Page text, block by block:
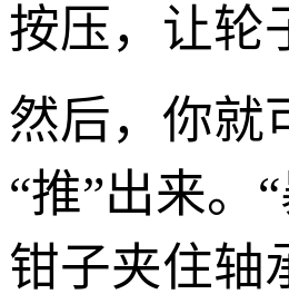
按压，让轮
然后，你就
“推”出来。
钳子夹住轴